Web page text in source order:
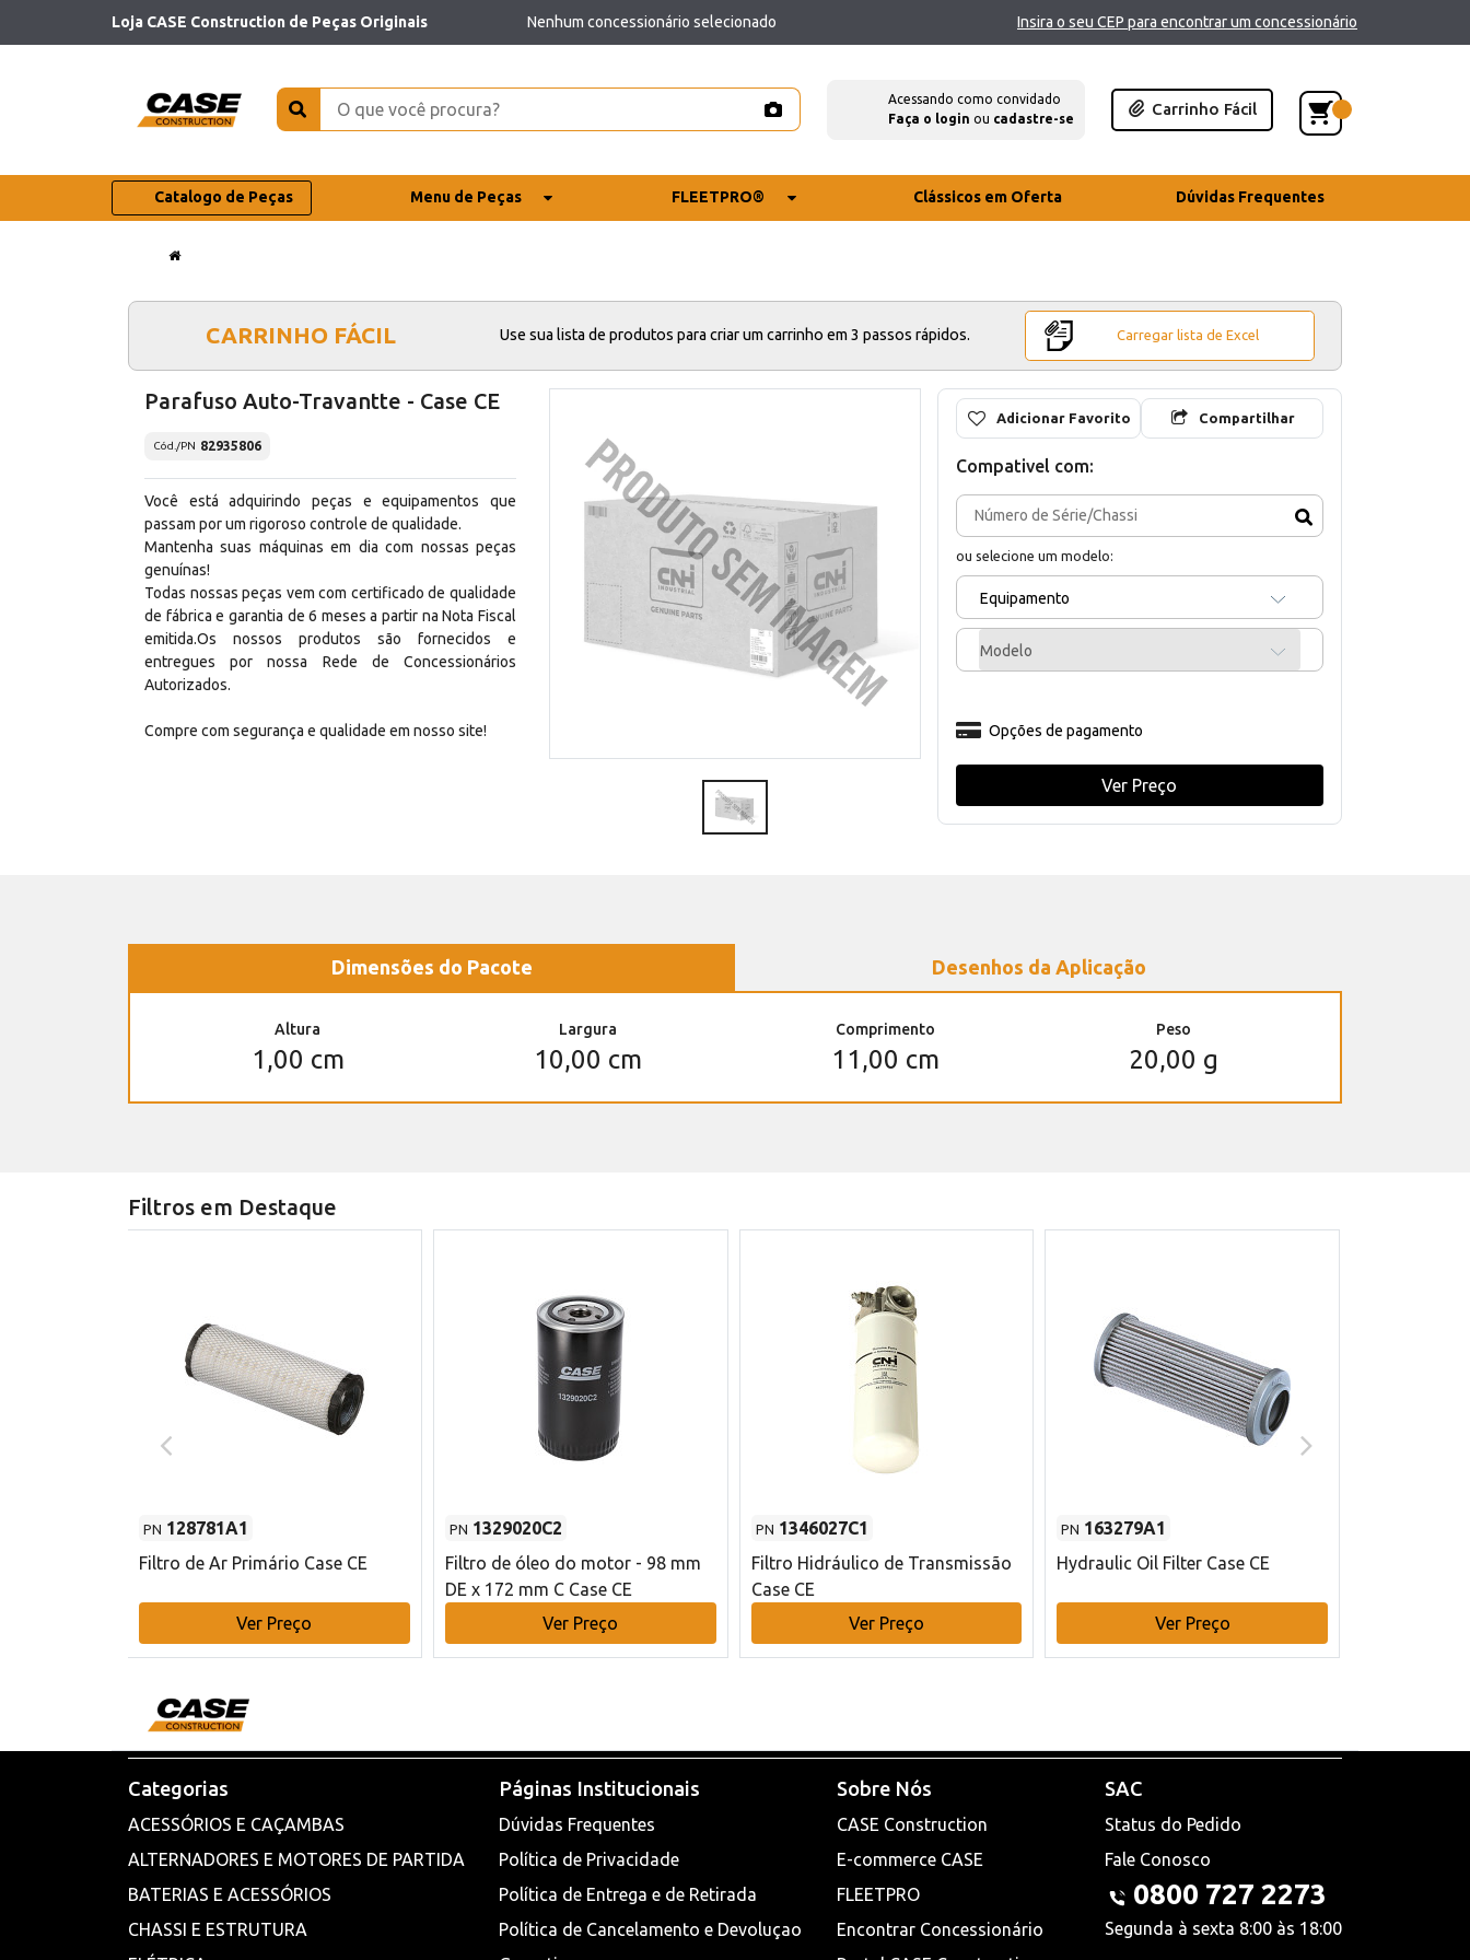
Loja CASE Construction de Peças Originais Nenhum concessionário selecionado Insira o seu CEP para encontrar um concessionário
Acessando como convidado
Faça o login ou cadastre-se
Carrinho Fácil
Catalogo de Peças Menu de Peças FLEETPRO® Clássicos em Oferta Dúvidas Frequentes
CARRINHO FÁCIL Use sua lista de produtos para criar um carrinho em 3 passos rápidos. Carregar lista de Excel
Parafuso Auto-Travantte - Case CE
Cód./PN 82935806
Você está adquirindo peças e equipamentos que
passam por um rigoroso controle de qualidade.
Mantenha suas máquinas em dia com nossas peças
genuínas!
Todas nossas peças vem com certificado de qualidade
de fábrica e garantia de 6 meses a partir na Nota Fiscal
emitida.Os nossos produtos são fornecidos e
entregues por nossa Rede de Concessionários
Autorizados.
Compre com segurança e qualidade em nosso site!
Adicionar Favorito Compartilhar
Compativel com:
ou selecione um modelo:
Equipamento
Modelo
Opções de pagamento
Ver Preço
Dimensões do Pacote Desenhos da Aplicação
Altura
1,00 cm
Largura
10,00 cm
Comprimento
11,00 cm
Peso
20,00 g
Filtros em Destaque
PN 128781A1
Filtro de Ar Primário Case CE
Ver Preço
PN 1329020C2
Filtro de óleo do motor - 98 mm
DE x 172 mm C Case CE
Ver Preço
PN 1346027C1
Filtro Hidráulico de Transmissão
Case CE
Ver Preço
PN 163279A1
Hydraulic Oil Filter Case CE
Ver Preço
Categorias
ACESSÓRIOS E CAÇAMBAS
ALTERNADORES E MOTORES DE PARTIDA
BATERIAS E ACESSÓRIOS
CHASSI E ESTRUTURA
Páginas Institucionais
Dúvidas Frequentes
Política de Privacidade
Política de Entrega e de Retirada
Política de Cancelamento e Devoluçao
Sobre Nós
CASE Construction
E-commerce CASE
FLEETPRO
Encontrar Concessionário
SAC
Status do Pedido
Fale Conosco
0800 727 2273
Segunda à sexta 8:00 às 18:00